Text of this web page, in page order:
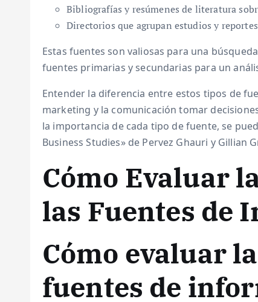
Bibliografías y resúmenes de literatura
Directorios que agrupan estudios y
Estas fuentes son valiosas para una
fuentes primarias y secundarias para un
Entender la diferencia entre estos tipos de
marketing y la comunicación tomar
la importancia de cada tipo de fuente, se
Business Studies» de Pervez Ghauri y Gillian
Cómo Evaluar
las Fuentes de
Cómo evaluar
fuentes de